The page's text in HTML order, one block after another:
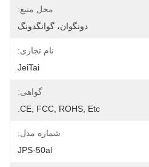
محل منبع:
دونگوان، گوانگدونگ
نام تجاری:
JeiTai
گواهی:
CE, FCC, ROHS, Etc.
شماره مدل:
JPS-50al